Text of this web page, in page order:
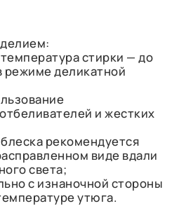
стирки — до
режиме деликатной
и жестких
рекомендуется
виде вдали
света;
с изнаночной стороны
утюга.